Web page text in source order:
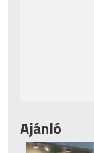
Ajánló